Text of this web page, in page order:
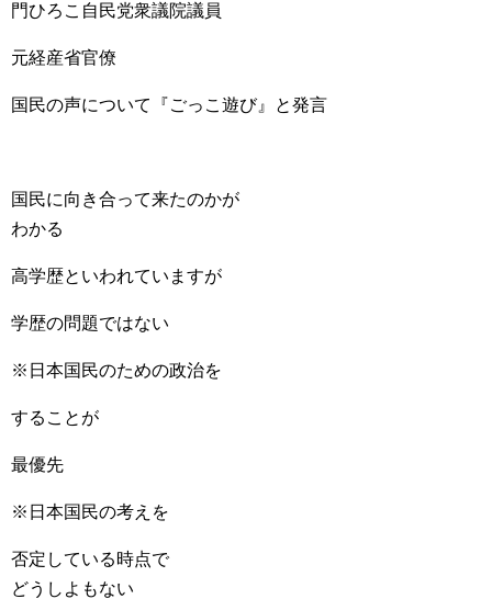
門ひろこ自民党衆議院議員
元経産省官僚
国民の声について『ごっこ遊び』と発言
国民に向き合って来たのかが
わかる
高学歴といわれていますが
学歴の問題ではない
※日本国民のための政治を
することが
最優先
※日本国民の考えを
否定している時点で
どうしよもない